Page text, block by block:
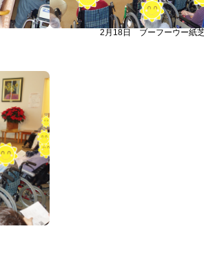
2月18日 ブーフーウー紙